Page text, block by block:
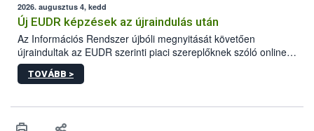
higiéniai szabályok betartása, a megfelelő hőkezelés, valamint a
maradékok szakszerű tárolása. A Nemzeti Élelmiszerlánc-
biztonsági Hivatal (Nébih) Oktatási Programja összegyűjtötte a
biztonságos grillezés legfontosabb tudnivalóit.
2026. augusztus 4, kedd
Új EUDR képzések az újraindulás után
Az Információs Rendszer újbóli megnyitását követően
újraindultak az EUDR szerinti piaci szereplőknek szóló online
képzések.
TOVÁBB >